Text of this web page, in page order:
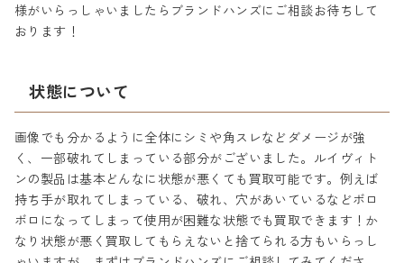
様がいらっしゃいましたらブランドハンズにご相談お待ちして
おります！
状態について
画像でも分かるように全体にシミや角スレなどダメージが強
く、一部破れてしまっている部分がございました。ルイヴィト
ンの製品は基本どんなに状態が悪くても買取可能です。例えば
持ち手が取れてしまっている、破れ、穴があいているなどボロ
ボロになってしまって使用が困難な状態でも買取できます！か
なり状態が悪く買取してもらえないと捨てられる方もいらっし